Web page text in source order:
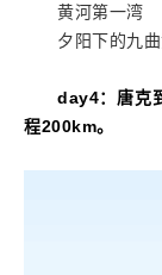
黄河第一湾
夕阳下的九
day4：唐克
程200km。